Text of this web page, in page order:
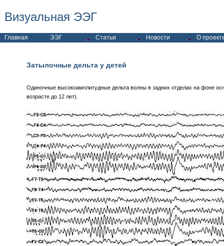
Визуальная ЭЭГ
Затылочные дельта у детей
Одиночные высокоамплитудные дельта волны в задних отделах на фоне
возрасте до 12 лет).
Главная ЭЭГ Статьи Новости О